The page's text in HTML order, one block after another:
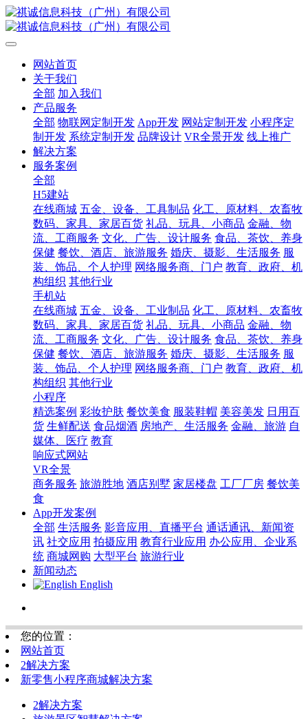
网站首页
关于我们
全部 加入我们
产品服务
全部 物联网定制开发 App开发 网站定制开发 小程序定
制开发 系统定制开发 品牌设计 VR全景开发 线上推广
解决方案
服务案例
全部
H5建站
在线商城 五金、设备、工具制品 化工、原材料、农畜牧
数码、家具、家居百货 礼品、玩具、小商品 金融、物
流、工商服务 文化、广告、设计服务 食品、茶饮、养身
保健 餐饮、酒店、旅游服务 婚庆、摄影、生活服务 服
装、饰品、个人护理 网络服务商、门户 教育、政府、机
构组织 其他行业
手机站
在线商城 五金、设备、工业制品 化工、原材料、农畜牧
数码、家具、家居百货 礼品、玩具、小商品 金融、物
流、工商服务 文化、广告、设计服务 食品、茶饮、养身
保健 餐饮、酒店、旅游服务 婚庆、摄影、生活服务 服
装、饰品、个人护理 网络服务商、门户 教育、政府、机
构组织 其他行业
小程序
精选案例 彩妆护肤 餐饮美食 服装鞋帽 美容美发 日用百
货 生鲜配送 食品烟酒 房地产、生活服务 金融、旅游 自
媒体、医疗 教育
响应式网站
VR全景
商务服务 旅游胜地 酒店别墅 家居楼盘 工厂厂房 餐饮美
食
App开发案例
全部 生活服务 影音应用、直播平台 通话通讯、新闻资
讯 社交应用 拍摄应用 教育行业应用 办公应用、企业系
统 商城网购 大型平台 旅游行业
新闻动态
English
您的位置：
网站首页
2解决方案
新零售小程序商城解决方案
2解决方案